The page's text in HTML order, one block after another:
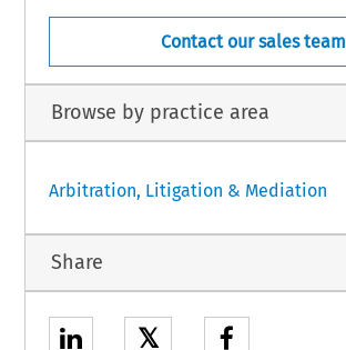
Contact our sales team
Browse by practice area
Arbitration, Litigation & Mediation
Share
𝕏